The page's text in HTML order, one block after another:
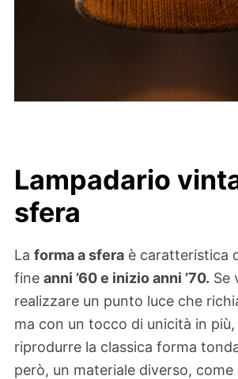
Lampadario
sfera
La forma a sfera è caratteristica
fine anni ’60 e inizio anni ’70. Se
realizzare un punto luce che
ma con un tocco di unicità in
riprodurre la classica forma
però, un materiale diverso, come